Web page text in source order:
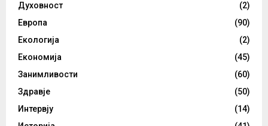
Духовност
(2)
Европа
(90)
Екологија
(2)
Економија
(45)
Занимливости
(60)
Здравје
(50)
Интервју
(14)